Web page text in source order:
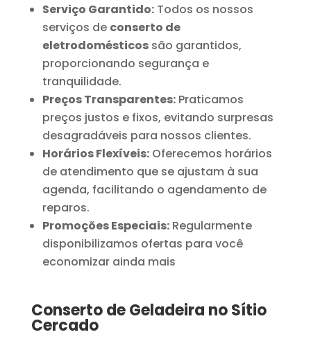
Serviço Garantido:Todos os nossos
serviços de conserto de
eletrodomésticossão garantidos,
proporcionando segurança e
tranquilidade.
Preços Transparentes:Praticamos
preços justos e fixos, evitando surpresas
desagradáveis para nossos clientes.
Horários Flexíveis:Oferecemos horários
de atendimento que se ajustam à sua
agenda, facilitando o agendamento de
reparos.
Promoções Especiais:Regularmente
disponibilizamos ofertas para você
economizar ainda mais
Conserto de Geladeira no Sítio
Cercado